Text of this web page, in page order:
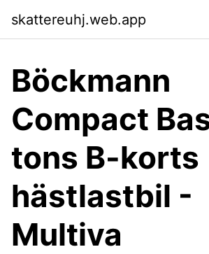
skattereuhj.web.app
Böckmann
Compact
tons B-korts
hästlastbil -
Multiva